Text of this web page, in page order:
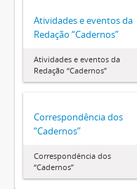
Atividades e eventos da
Redação “Cadernos”
Atividades e eventos da
Redação “Cadernos”
Correspondência dos
“Cadernos”
Correspondência dos
“Cadernos”